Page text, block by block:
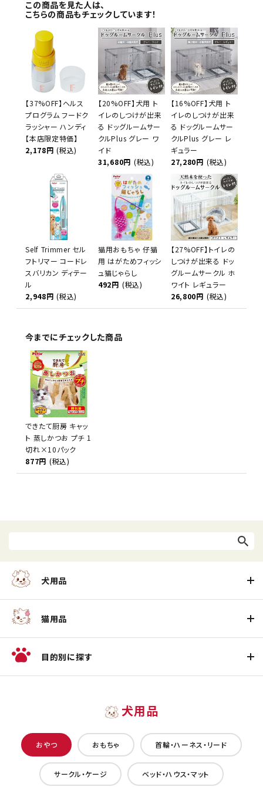
この商品を見た人は、
こちらの商品もチェックしています！
【37%OFF】ヘルス
プログラム フードク
ラッシャー ハンディ
【本店限定特価】
2,178円 (税込)
【20%OFF】犬用 ト
イレのしつけが出来
る ドッグルームサー
クルPlus グレー ワ
イド
31,680円 (税込)
【16%OFF】犬用 ト
イレのしつけが出来
る ドッグルームサー
クルPlus グレー レ
ギュラー
27,280円 (税込)
Self Trimmer セル
フトリマー コードレ
スバリカン ディテー
ル
2,948円 (税込)
猫用おもちゃ 仔猫
用 はがためフィッシ
ュ猫じゃらし
492円 (税込)
【27%OFF】トイレの
しつけが出来る ドッ
グルームサークル ホ
ワイト レギュラー
26,800円 (税込)
今までにチェックした商品
できたて厨房 キャッ
ト 蒸しかつお プチ 1
切れ×10パック
877円 (税込)
犬用品
猫用品
目的別に探す
犬用品
おやつ おもちゃ 首輪・ハーネス・リード
サークル・ケージ ベッド・ハウス・マット